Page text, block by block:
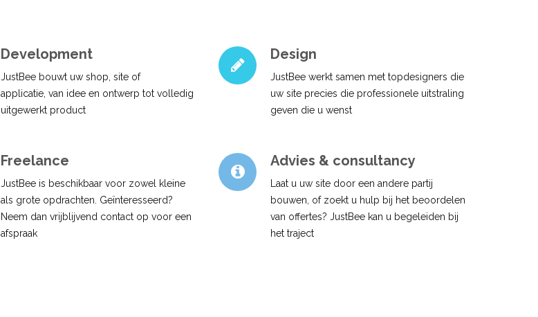
Development
JustBee bouwt uw shop, site of
applicatie, van idee en ontwerp tot volledig
uitgewerkt product
Design
JustBee werkt samen met topdesigners die
uw site precies die professionele uitstraling
geven die u wenst
Freelance
JustBee is beschikbaar voor zowel kleine
als grote opdrachten. Geïnteresseerd?
Neem dan vrijblijvend contact op voor een
afspraak
Advies & consultancy
Laat u uw site door een andere partij
bouwen, of zoekt u hulp bij het beoordelen
van offertes? JustBee kan u begeleiden bij
het traject